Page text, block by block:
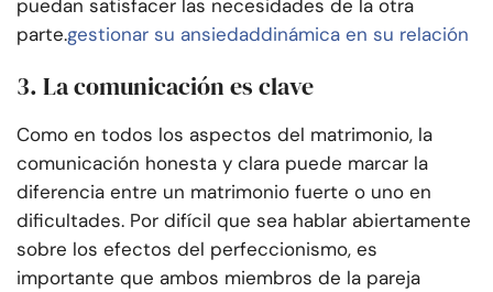
puedan satisfacer las necesidades de la otra
parte.gestionar su ansiedaddinámica en su relación
3. La comunicación es clave
Como en todos los aspectos del matrimonio, la
comunicación honesta y clara puede marcar la
diferencia entre un matrimonio fuerte o uno en
dificultades. Por difícil que sea hablar abiertamente
sobre los efectos del perfeccionismo, es
importante que ambos miembros de la pareja